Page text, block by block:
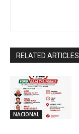
RELATED ARTICLES
NACIONAL